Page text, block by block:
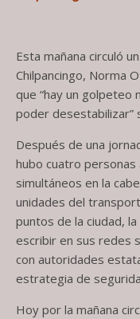
Esta mañana circuló
Chilpancingo, Norma
que “hay un golpeteo
poder desestabilizar”
Después de una
hubo cuatro personas
simultáneos en la
unidades del
puntos de la ciudad,
escribir en sus redes
con autoridades
estrategia de
Hoy por la mañana